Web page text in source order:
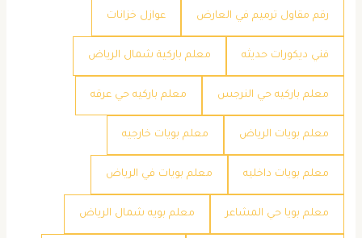
رقم مقاول ترميم في العارض عوازل خزانات
فني ديكورات حديثه معلم باركية شمال الرياض
معلم باركيه حي النرجس معلم باركيه حي عرقه
معلم بويات الرياض معلم بويات خارجيه
معلم بويات داخليه معلم بويات في الرياض
معلم بويا حي المشاعر معلم بويه شمال الرياض